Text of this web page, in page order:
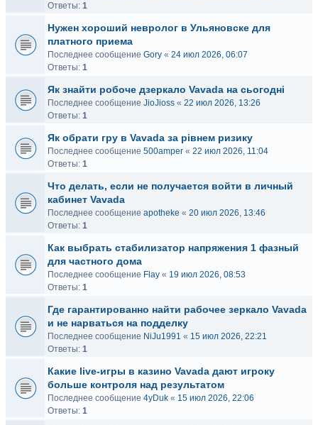
Ответы: 1
Нужен хороший невролог в Ульяновске для
платного приема
Последнее сообщение Gory « 24 июл 2026, 06:07
Ответы: 1
Як знайти робоче дзеркало Vavada на сьогодні
Последнее сообщение JioJioss « 22 июл 2026, 13:26
Ответы: 1
Як обрати гру в Vavada за рівнем ризику
Последнее сообщение 500amper « 22 июл 2026, 11:04
Ответы: 1
Что делать, если не получается войти в личный
кабинет Vavada
Последнее сообщение apotheke « 20 июл 2026, 13:46
Ответы: 1
Как выбрать стабилизатор напряжения 1 фазный
для частного дома
Последнее сообщение Flay « 19 июл 2026, 08:53
Ответы: 1
Где гарантированно найти рабочее зеркало Vavada
и не нарваться на подделку
Последнее сообщение NiJu1991 « 15 июл 2026, 22:21
Ответы: 1
Какие live-игры в казино Vavada дают игроку
больше контроля над результатом
Последнее сообщение 4yDuk « 15 июл 2026, 22:06
Ответы: 1